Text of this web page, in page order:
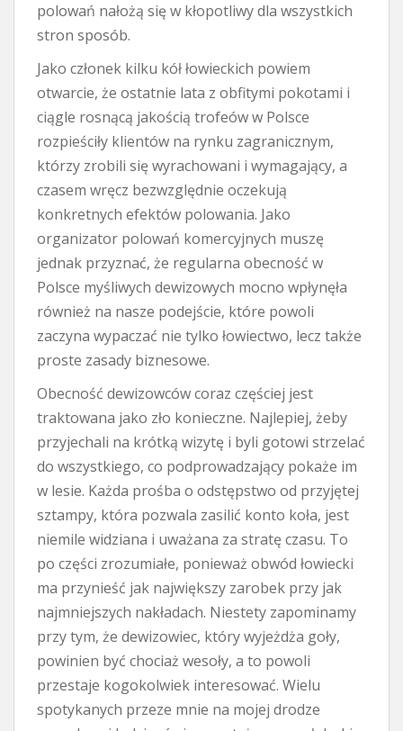
polowań nałożą się w kłopotliwy dla wszystkich
stron sposób.
Jako członek kilku kół łowieckich powiem
otwarcie, że ostatnie lata z obfitymi pokotami i
ciągle rosnącą jakością trofeów w Polsce
rozpieściły klientów na rynku zagranicznym,
którzy zrobili się wyrachowani i wymagający, a
czasem wręcz bezwzględnie oczekują
konkretnych efektów polowania. Jako
organizator polowań komercyjnych muszę
jednak przyznać, że regularna obecność w
Polsce myśliwych dewizowych mocno wpłynęła
również na nasze podejście, które powoli
zaczyna wypaczać nie tylko łowiectwo, lecz także
proste zasady biznesowe.
Obecność dewizowców coraz częściej jest
traktowana jako zło konieczne. Najlepiej, żeby
przyjechali na krótką wizytę i byli gotowi strzelać
do wszystkiego, co podprowadzający pokaże im
w lesie. Każda prośba o odstępstwo od przyjętej
sztampy, która pozwala zasilić konto koła, jest
niemile widziana i uważana za stratę czasu. To
po części zrozumiałe, ponieważ obwód łowiecki
ma przynieść jak największy zarobek przy jak
najmniejszych nakładach. Niestety zapominamy
przy tym, że dewizowiec, który wyjeżdża goły,
powinien być chociaż wesoły, a to powoli
przestaje kogokolwiek interesować. Wielu
spotykanych przeze mnie na mojej drodze